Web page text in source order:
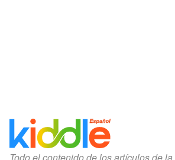
Todo el contenido de los artículos de la